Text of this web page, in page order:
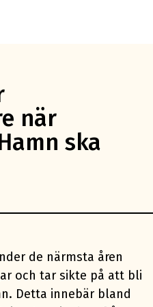
när
ska
de närmsta åren
och tar sikte på att bli
Detta innebär bland